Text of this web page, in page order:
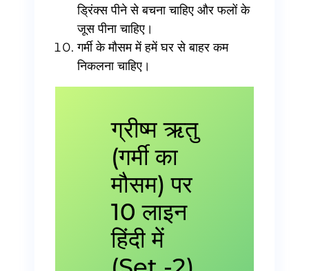
ड्रिंक्स पीने से बचना चाहिए और फलों के
जूस पीना चाहिए।
गर्मी के मौसम में हमें घर से बाहर कम
निकलना चाहिए।
ग्रीष्म ऋतु
(गर्मी का
मौसम) पर
10 लाइन
हिंदी में